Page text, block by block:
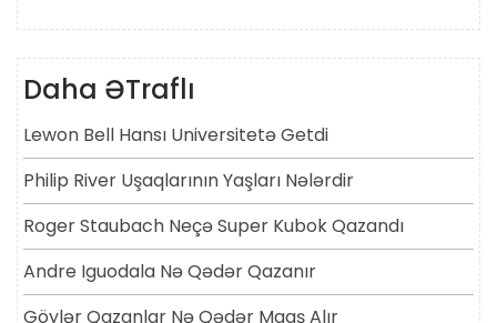
Daha ƏTraflı
Lewon Bell Hansı Universitetə ​​getdi
Philip River Uşaqlarının Yaşları Nələrdir
Roger Staubach Neçə Super Kubok Qazandı
Andre Iguodala Nə Qədər Qazanır
Göylər Qazanlar Nə Qədər Maaş Alır